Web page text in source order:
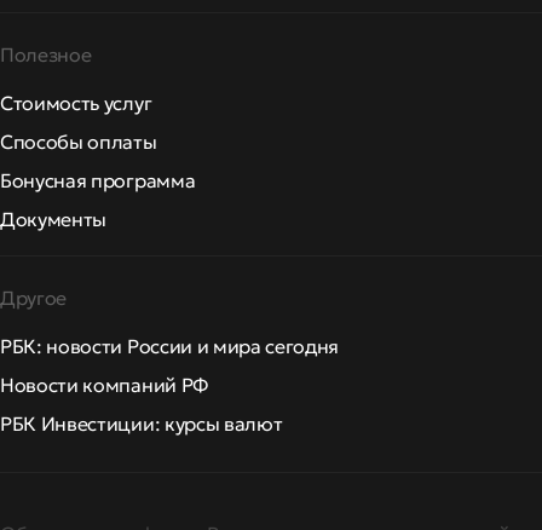
Полезное
Стоимость услуг
Способы оплаты
Бонусная программа
Документы
Другое
РБК: новости России и мира сегодня
Новости компаний РФ
РБК Инвестиции: курсы валют